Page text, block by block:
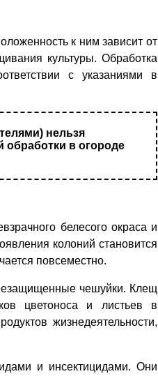
к ним зависит от
культуры. Обработка
с указаниями в
нельзя
обработки в огороде
белесого окраса и
колоний становится
повсеместно.
чешуйки. Клещ
цветоноса и листьев в
жизнедеятельности,
и инсектицидами. Они